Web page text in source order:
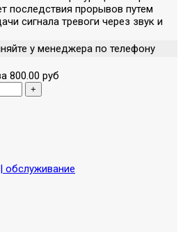
последствия прорывов путем
сигнала тревоги через звук и
у менеджера по телефону
800.00 руб
обслуживание